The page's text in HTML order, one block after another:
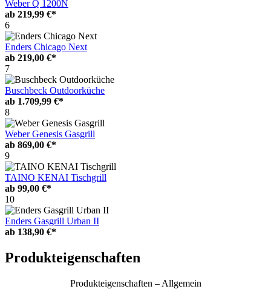
Weber Q 1200N
ab 219,99 €*
6
Enders Chicago Next
ab 219,00 €*
7
Buschbeck Outdoorküche
ab 1.709,99 €*
8
Weber Genesis Gasgrill
ab 869,00 €*
9
TAINO KENAI Tischgrill
ab 99,00 €*
10
Enders Gasgrill Urban II
ab 138,90 €*
Produkteigenschaften
Produkteigenschaften – Allgemein